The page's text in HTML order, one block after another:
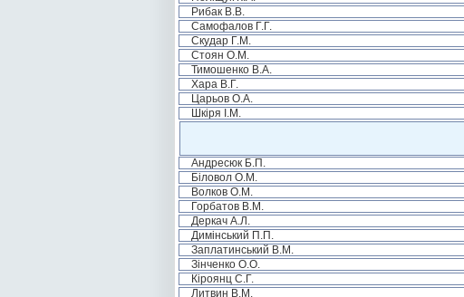
Рибак В.В.
Самофалов Г.Г.
Скудар Г.М.
Стоян О.М.
Тимошенко В.А.
Хара В.Г.
Царьов О.А.
Шкіря І.М.
Андресюк Б.П.
Біловол О.М.
Волков О.М.
Горбатов В.М.
Деркач А.Л.
Димінський П.П.
Заплатинський В.М.
Зінченко О.О.
Кіроянц С.Г.
Литвин В.М.